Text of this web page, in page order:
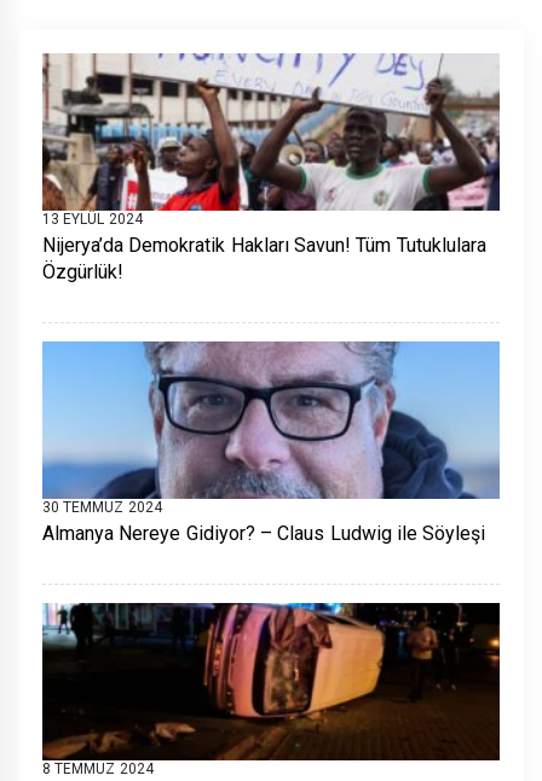
13 EYLÜL 2024
Nijerya’da Demokratik Hakları Savun! Tüm Tutuklulara
Özgürlük!
30 TEMMUZ 2024
Almanya Nereye Gidiyor? – Claus Ludwig ile Söyleşi
8 TEMMUZ 2024